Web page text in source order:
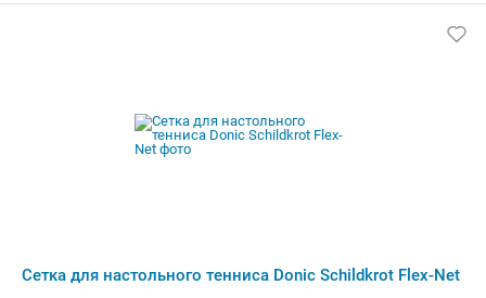
Сетка для настольного тенниса Donic Schildkrot Flex-Net